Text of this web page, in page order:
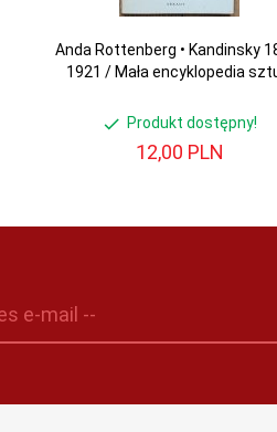
Anda Rottenberg • Kandinsky
1921 / Mała encyklopedia
Produkt dostępny!
12,00 PLN
e-mail --